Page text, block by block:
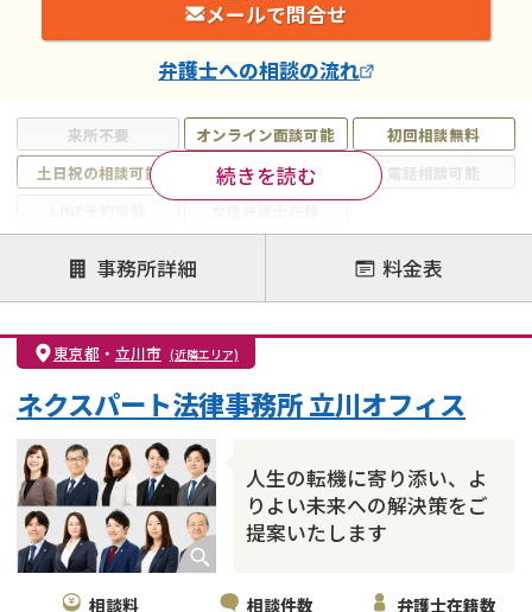
来所不要 オンライン面談可能
初回相談無料
土日祝の相談可能
19時以降電話可能
電話相談可能
注力案件
離婚前相談
離婚調停
離婚裁判
親権・面会交流権
DV
モラハラ
不貞・不倫慰謝料請求
国際離婚
財産分与
内縁の夫婦 熟年離婚
続きを読む
メールで問合せ
弁護士への相談の流れ
事務所詳細 料金表
東京都 ・ 立川市 (近隣エリア)
人生の転機に寄り添い、よ
りよい未来への解決策をご
提案いたします
ネクスパート法律事務所 立川オフィス
相談料 相談件数 弁護士在籍数